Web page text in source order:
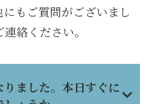
もご質問がございまし
絡ください。
りました。本日すぐに